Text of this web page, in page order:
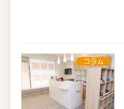
コラム